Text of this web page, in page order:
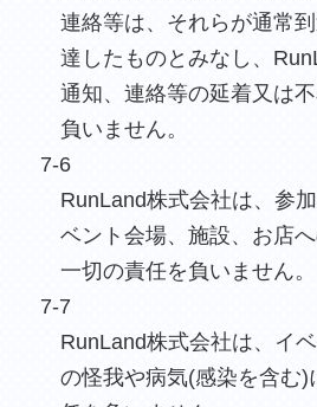
連絡等は、それらが通常
達したものとみなし、
通知、連絡等の延着又は
負いません。
7-6
RunLand株式会社は、参
ベント会場、施設、お店へ
一切の責任を負いません。
7-7
RunLand株式会社は、イ
の怪我や病気(感染を含む)